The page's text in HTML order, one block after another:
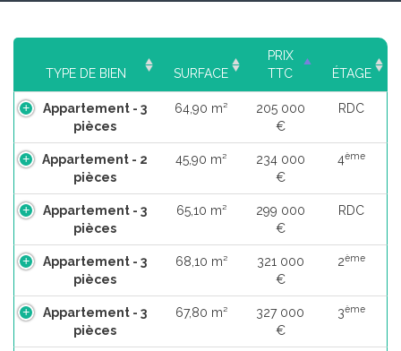
TYPE DE BIEN SURFACE
PRIX
TTC
ÉTAGE
Appartement - 3
pièces
64,90 m²
205 000
€
RDC
Appartement - 2
pièces
45,90 m²
234 000
€
4ème
Appartement - 3
pièces
65,10 m²
299 000
€
RDC
Appartement - 3
pièces
68,10 m²
321 000
€
2ème
Appartement - 3
pièces
67,80 m²
327 000
€
3ème